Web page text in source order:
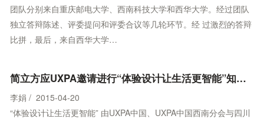
团队分别来自重庆邮电大学、西南科技大学和西华大学。经过团队
独立答辩陈述、评委提问和评委合议等几轮环节。经 过激烈的答辩
比拼，最后，来自西华大学…
简立方应UXPA邀请进行“体验设计让生活更智能”知识分享
李娟 / 2015-04-20
“体验设计让生活更智能” 由UXPA中国、UXPA中国西南分会与四川